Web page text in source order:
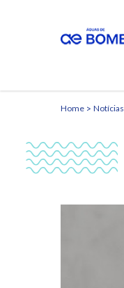
Home Notícias